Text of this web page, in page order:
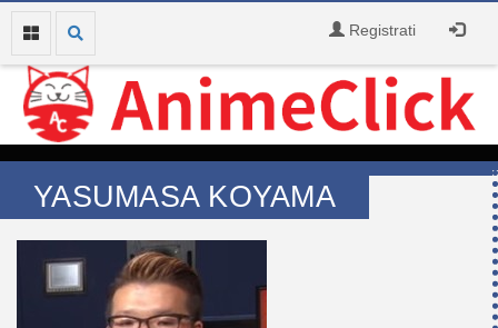
Registrati
YASUMASA KOYAMA